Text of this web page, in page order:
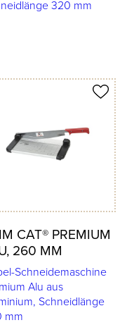
320 mm
CAT® PREMIUM
260 MM
Schneidemaschine
Alu aus
Schneidlänge
mm